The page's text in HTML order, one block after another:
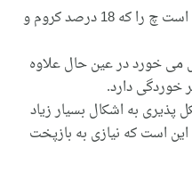
این نوع به استیل 8-18نیز معروف است چ را که 18 درصد کروم و
خورد در عین حال علاوه
خوردگی دارد.
304 قابلیت شکل پذیری به اشکال بسیار زیاد
با 302 مزیت آن این است که نیازی به بازپخت